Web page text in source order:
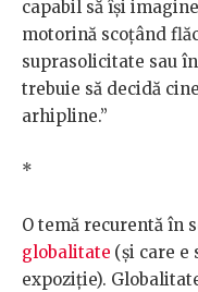
capabil să își
motorină scoțând
suprasolicitate sau
trebuie să decidă
arhipline.”
*
O temă recurentă în
globalitate (și care e
expoziție).